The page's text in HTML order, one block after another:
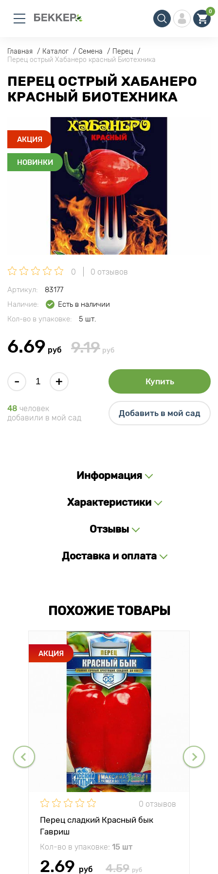
0
Главная Каталог Семена
Перец
Перец острый Хабанеро красный Биотехника
ПЕРЕЦ ОСТРЫЙ ХАБАНЕРО
КРАСНЫЙ БИОТЕХНИКА
АКЦИЯ
НОВИНКИ
0 0 отзывов
Артикул:
83177
Наличие:
Есть в наличии
Кол-во в упаковке:
5 шт.
6.69 руб 9.19 руб
- + Купить
48 человек
добавили в мой сад
Добавить в мой сад
Информация
Характеристики
Отзывы
Доставка и оплата
ПОХОЖИЕ ТОВАРЫ
АКЦИЯ
0 отзывов
Перец сладкий Красный бык
Гавриш
Кол-во в упаковке: 15 шт
2.69 руб 4.59 руб